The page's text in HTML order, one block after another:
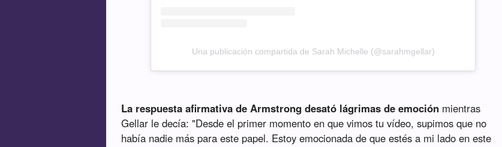
Una publicación compartida de Sarah Michelle (@sarahmgellar)
La respuesta afirmativa de Armstrong desató lágrimas de emoción mientras
Gellar le decía: "Desde el primer momento en que vimos tu vídeo, supimos que no
había nadie más para este papel. Estoy emocionada de que estés a mi lado en este